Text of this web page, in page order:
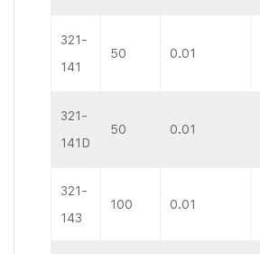
321-
141
50 0.01
321-
141D
50 0.01
321-
143
100 0.01